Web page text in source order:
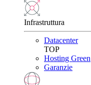
Infrastruttura
Datacenter
TOP
Hosting Green
Garanzie